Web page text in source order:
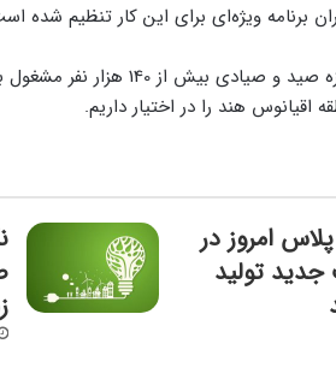
ویژه‌ای برای این کار تنظیم شده
اقیانوس هند را در اختیار داریم.
امروز در
تولید